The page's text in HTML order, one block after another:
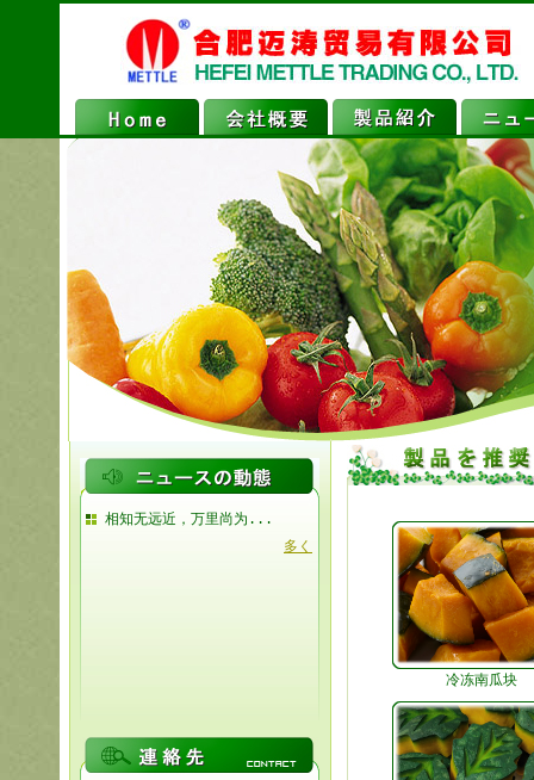
相知无远近，万里尚为...
多く
冷冻南瓜块